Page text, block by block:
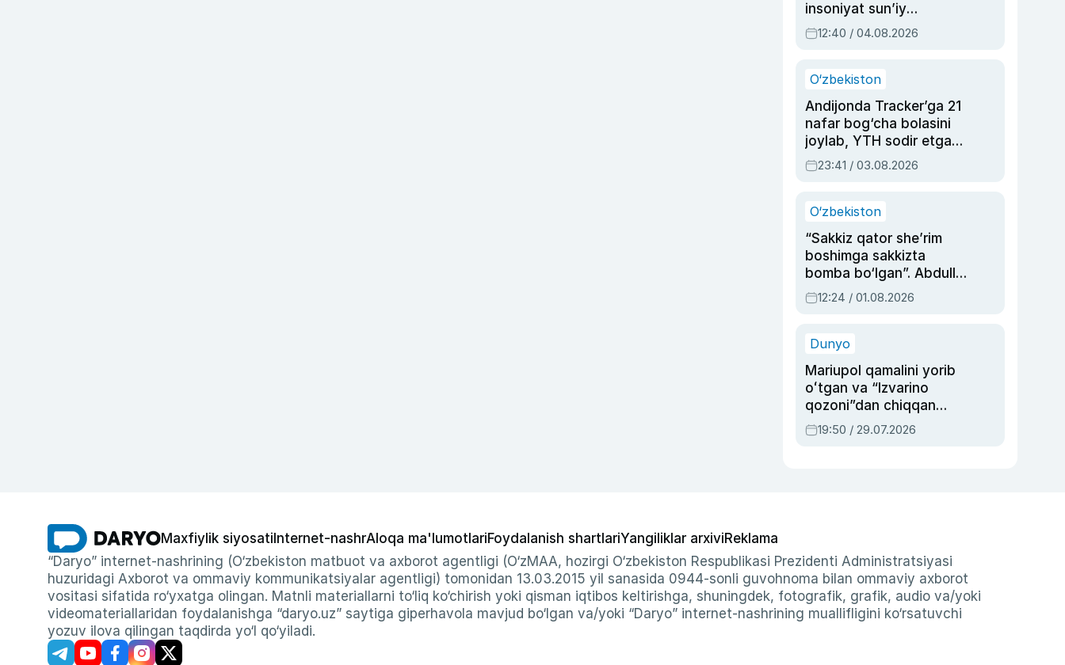
insoniyat sun’iy
intellektni boshqara
olmay qolishidan xavotir
12:40 / 04.08.2026
O‘zbekiston
Andijonda Tracker’ga 21
nafar bog‘cha bolasini
joylab, YTH sodir etgan
ayolga sud hukmi o‘qildi
23:41 / 03.08.2026
O‘zbekiston
“Sakkiz qator she’rim
boshimga sakkizta
bomba bo‘lgan”. Abdulla
Oripovni siyosiy
ayblovlardan asrab
12:24 / 01.08.2026
Dunyo
Mariupol qamalini yorib
oʻtgan va “Izvarino
qozoni”dan chiqqan
qahramon — Ukraina
armiyasi bosh
19:50 / 29.07.2026
Maxfiylik siyosati Internet-nashrAloqa ma'lumotlariFoydalanish shartlariYangiliklar arxiviReklama
“Daryo” internet-nashrining (O‘zbekiston matbuot va axborot agentligi (O‘zMAA, hozirgi O‘zbekiston Respublikasi Prezidenti Administratsiyasi
huzuridagi Axborot va ommaviy kommunikatsiyalar agentligi) tomonidan 13.03.2015 yil sanasida 0944-sonli guvohnoma bilan ommaviy axborot
vositasi sifatida ro‘yxatga olingan. Matnli materiallarni to‘liq ko‘chirish yoki qisman iqtibos keltirishga, shuningdek, fotografik, grafik, audio va/yoki
videomateriallaridan foydalanishga “daryo.uz” saytiga giperhavola mavjud bo‘lgan va/yoki “Daryo” internet-nashrining muallifligini ko‘rsatuvchi
yozuv ilova qilingan taqdirda yo‘l qo‘yiladi.